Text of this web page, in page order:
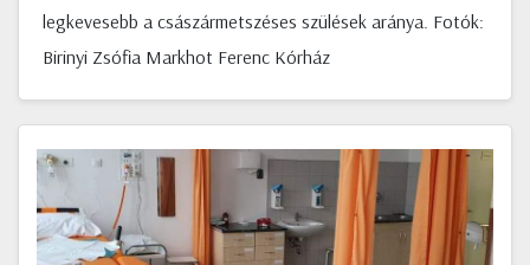
legkevesebb a császármetszéses szülések aránya. Fotók:
Birinyi Zsófia Markhot Ferenc Kórház